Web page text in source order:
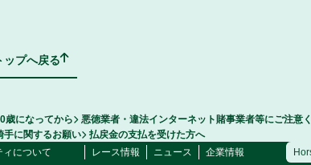
ップへ戻る
歳になってから
悪徳業者・違法インターネット賭事業者等にご注意
手に関するお願い
払戻金の支払を受けた方へ
ィについて レース情報 ニュース 企業情報